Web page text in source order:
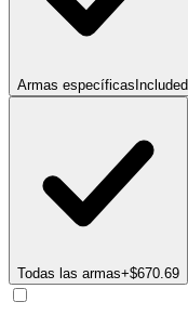
Armas específicas Included
Todas las armas+$670.69